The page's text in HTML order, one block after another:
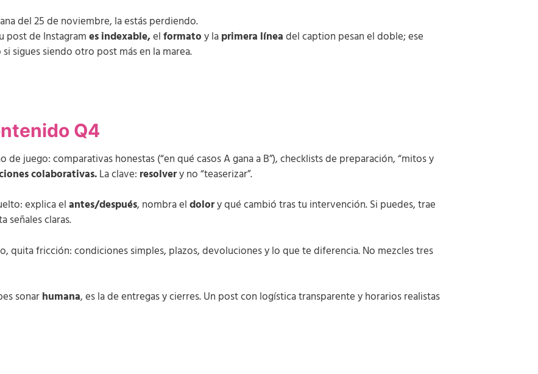
del 25 de noviembre, la estás perdiendo.
post de Instagrames indexable,elformatoy laprimera líneadel caption pesan el doble; ese
sigues siendo otro post más en la marea.
Q4
juego: comparativas honestas (“en qué casos A gana a B”), checklists de preparación, “mitos y
colaborativas.La clave: resolvery no “teaserizar”.
explica elantes/después, nombra eldolory qué cambió tras tu intervención. Si puedes, trae
señales claras.
quita fricción: condiciones simples, plazos, devoluciones y lo que te diferencia. No mezcles tres
sonarhumana, es la de entregas y cierres. Un post con logística transparente y horarios realistas